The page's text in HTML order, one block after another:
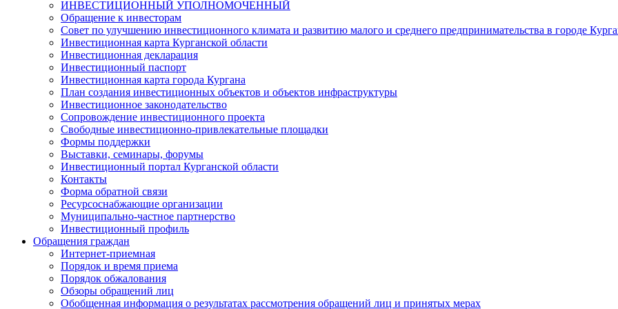
ИНВЕСТИЦИОННЫЙ УПОЛНОМОЧЕННЫЙ
Обращение к инвесторам
Совет по улучшению инвестиционного климата и развитию малого и среднего предпринимательства в городе
Инвестиционная карта Курганской области
Инвестиционная декларация
Инвестиционный паспорт
Инвестиционная карта города Кургана
План создания инвестиционных объектов и объектов инфраструктуры
Инвестиционное законодательство
Сопровождение инвестиционного проекта
Свободные инвестиционно-привлекательные площадки
Формы поддержки
Выставки, семинары, форумы
Инвестиционный портал Курганской области
Контакты
Форма обратной связи
Ресурсоснабжающие организации
Муниципально-частное партнерство
Инвестиционный профиль
Обращения граждан
Интернет-приемная
Порядок и время приема
Порядок обжалования
Обзоры обращений лиц
Обобщенная информация о результатах рассмотрения обращений лиц и принятых мерах